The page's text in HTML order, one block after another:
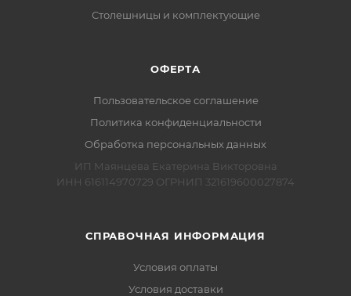
Столешницы и комплектующие
ОФЕРТА
Пользовательское соглашение
Политика конфиденциальности
Обработка персональных данных
ИП Маянцева Екатерина Викторовна
ИНН 616114970729 ОГРНИП 321619600027874
СПРАВОЧНАЯ ИНФОРМАЦИЯ
Условия оплаты
Условия доставки